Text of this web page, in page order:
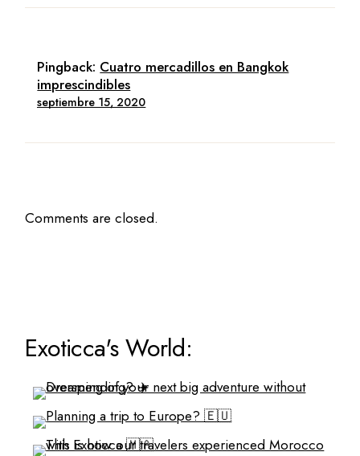
Pingback: Cuatro mercadillos en Bangkok
imprescindibles
septiembre 15, 2020
Comments are closed.
Exoticca's World: